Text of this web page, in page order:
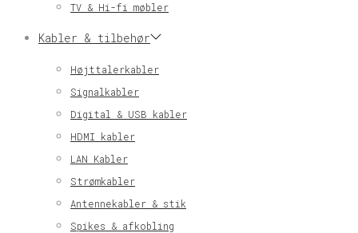
TV & Hi-fi møbler
Kabler & tilbehør
Højttalerkabler
Signalkabler
Digital & USB kabler
HDMI kabler
LAN Kabler
Strømkabler
Antennekabler & stik
Spikes & afkobling